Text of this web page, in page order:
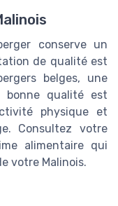
conserve un
de qualité est
belges, une
bonne qualité est
physique et
Consultez votre
alimentaire qui
votre Malinois.